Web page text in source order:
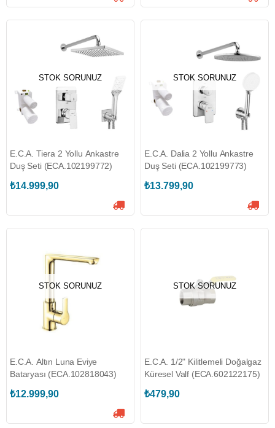
STOK SORUNUZ
E.C.A. Tiera 2 Yollu Ankastre
Duş Seti (ECA.102199772)
₺14.999,90
STOK SORUNUZ
E.C.A. Dalia 2 Yollu Ankastre
Duş Seti (ECA.102199773)
₺13.799,90
STOK SORUNUZ
E.C.A. Altın Luna Eviye
Bataryası (ECA.102818043)
₺12.999,90
STOK SORUNUZ
E.C.A. 1/2" Kilitlemeli Doğalgaz
Küresel Valf (ECA.602122175)
₺479,90